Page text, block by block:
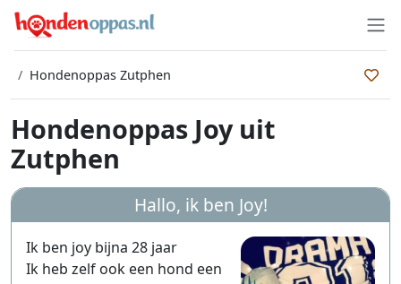
Hondenoppas Zutphen
Hondenoppas Joy uit
Zutphen
Hallo, ik ben Joy!
Ik ben joy bijna 28 jaar
Ik heb zelf ook een hond een